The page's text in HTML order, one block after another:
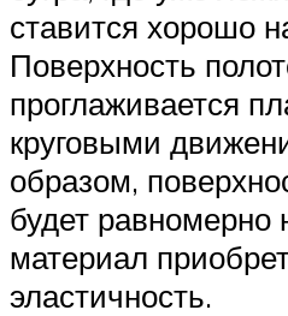
ставится хорошо
Поверхность
проглаживается
круговыми
образом,
будет равномерно
материал
эластичность.